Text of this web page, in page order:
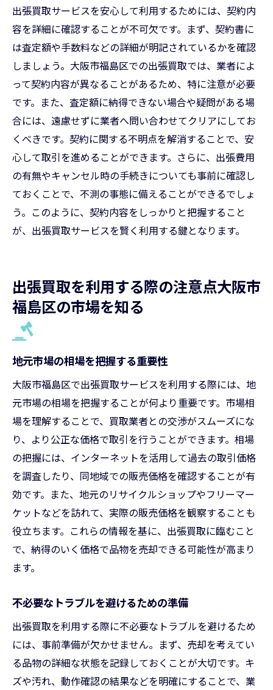
出張買取サービスを安心して利用するためには、契約内
容を詳細に確認することが不可欠です。まず、契約書に
は査定額や手数料などの詳細が明記されているかを確認
しましょう。大阪市福島区での出張買取では、業者によ
って契約内容が異なることがあるため、特に注意が必要
です。また、査定額に納得できない場合や疑問がある場
合には、遠慮せずに業者へ問い合わせてクリアにしてお
くべきです。契約に関する不明点を解消することで、安
心して取引を進めることができます。さらに、出張費用
の有無やキャンセル時の手続きについても事前に確認し
ておくことで、不測の事態に備えることができるでしょ
う。このように、契約内容をしっかりと把握すること
が、出張買取サービスを賢く利用する鍵となります。
出張買取を利用する際の注意点大阪市
福島区の市場を知る
地元市場の相場を把握する重要性
大阪市福島区で出張買取サービスを利用する際には、地
元市場の相場を把握することが何より重要です。市場相
場を理解することで、買取業者との交渉がスムーズにな
り、より公正な価格で取引を行うことができます。相場
の把握には、インターネットを活用して過去の取引価格
を調査したり、同地域での販売価格を確認することが有
効です。また、地元のリサイクルショップやフリーマー
ケットなどを訪れて、実際の販売価格を観察することも
役立ちます。これらの情報を基に、出張買取に臨むこと
で、納得のいく価格で品物を売却できる可能性が高まり
ます。
不必要なトラブルを避けるための準備
出張買取を利用する際に不必要なトラブルを避けるため
には、事前準備が欠かせません。まず、売却を考えてい
る品物の詳細な状態を記録しておくことが大切です。キ
ズや汚れ、動作確認の結果などを明確にすることで、業